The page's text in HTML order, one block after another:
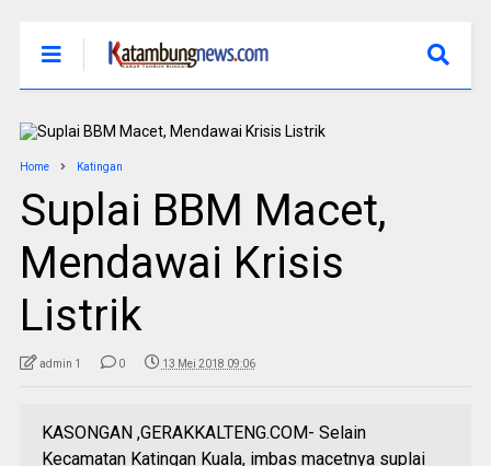
Home Katingan
Suplai BBM Macet,
Mendawai Krisis
Listrik
admin 1 0 13 Mei 2018 09:06
KASONGAN ,GERAKKALTENG.COM- Selain
Kecamatan Katingan Kuala, imbas macetnya suplai